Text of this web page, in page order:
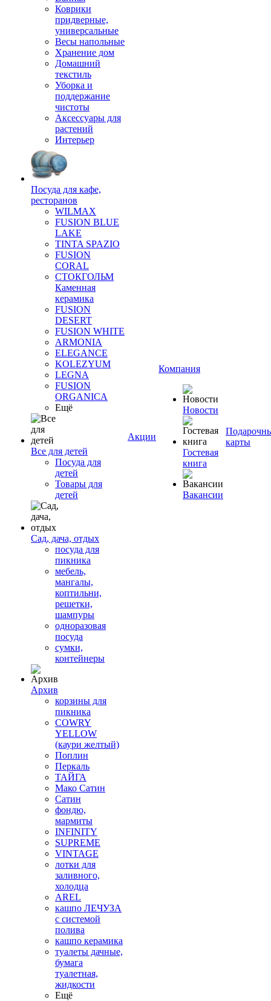
Коврики
придверные,
универсальные
Весы напольные
Хранение дом
Домашний
текстиль
Уборка и
поддержание
чистоты
Аксессуары для
растений
Интерьер
Посуда для кафе,
ресторанов
WILMAX
FUSION BLUE
LAKE
TINTA SPAZIO
FUSION
CORAL
СТОКГОЛЬМ
Каменная
керамика
FUSION
DESERT
FUSION WHITE
ARMONIA
ELEGANCE
KOLEZYUM
LEGNA
FUSION
ORGANICA
Ещё
Все для детей
Посуда для
детей
Товары для
детей
Сад, дача, отдых
посуда для
пикника
мебель,
мангалы,
коптильни,
решетки,
шампуры
одноразовая
посуда
сумки,
контейнеры
Архив
корзины для
пикника
COWRY
YELLOW
(каури желтый)
Поплин
Перкаль
ТАЙГА
Мако Сатин
Сатин
фондю,
мармиты
INFINITY
SUPREME
VINTAGE
лотки для
заливного,
холодца
AREL
кашпо ЛЕЧУЗА
с системой
полива
кашпо керамика
туалеты дачные,
бумага
туалетная,
жидкости
Ещё
Акции
Компания
Новости
Гостевая
книга
Вакансии
карты